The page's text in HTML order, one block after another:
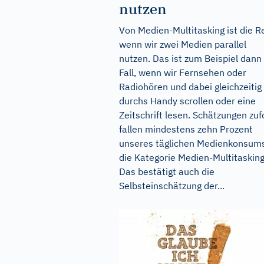
nutzen
Von Medien-Multitasking ist die
wenn wir zwei Medien parallel
nutzen. Das ist zum Beispiel
Fall, wenn wir Fernsehen oder
Radiohören und dabei gleichzeitig
durchs Handy scrollen oder eine
Zeitschrift lesen. Schätzungen
fallen mindestens zehn Prozent
unseres täglichen
die Kategorie Medien-
Das bestätigt auch die
Selbsteinschätzung der...